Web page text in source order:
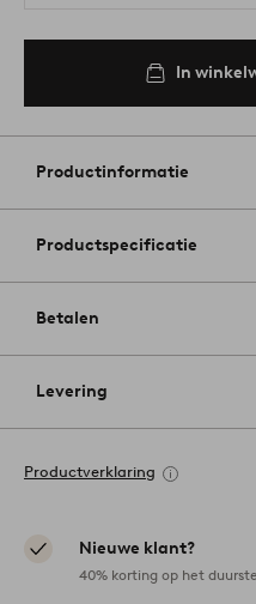
In
Productinformatie
Productspecificatie
Betalen
Levering
Productverklaring
Nieuwe klant?
40% korting op het